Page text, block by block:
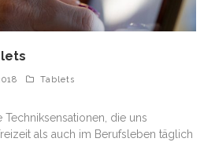
Tablets
die uns
als auch im Berufsleben täglich